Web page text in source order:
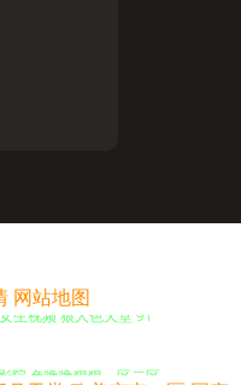
网站地图
生视频 狼人色天堂 91